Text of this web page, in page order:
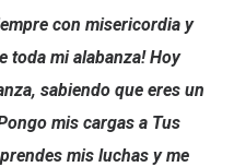
con misericordia y
toda mi alabanza! Hoy
sabiendo que eres un
mis cargas a Tus
mis luchas y me